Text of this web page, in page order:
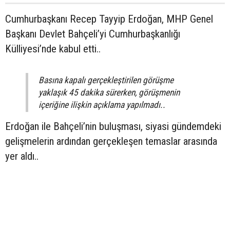
Cumhurbaşkanı Recep Tayyip Erdoğan, MHP Genel
Başkanı Devlet Bahçeli’yi Cumhurbaşkanlığı
Külliyesi’nde kabul etti..
Basına kapalı gerçekleştirilen görüşme
yaklaşık 45 dakika sürerken, görüşmenin
içeriğine ilişkin açıklama yapılmadı..
Erdoğan ile Bahçeli’nin buluşması, siyasi gündemdeki
gelişmelerin ardından gerçekleşen temaslar arasında
yer aldı..